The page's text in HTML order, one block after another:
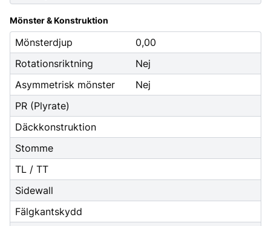
Mönster & Konstruktion
Mönsterdjup
0,00
Rotationsriktning
Nej
Asymmetrisk mönster
Nej
PR (Plyrate)
Däckkonstruktion
Stomme
TL / TT
Sidewall
Fälgkantskydd